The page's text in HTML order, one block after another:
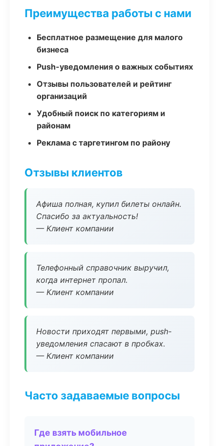
Преимущества работы с нами
Бесплатное размещение для малого
бизнеса
Push-уведомления о важных событиях
Отзывы пользователей и рейтинг
организаций
Удобный поиск по категориям и
районам
Реклама с таргетингом по району
Отзывы клиентов
Афиша полная, купил билеты онлайн.
Спасибо за актуальность!
— Клиент компании
Телефонный справочник выручил,
когда интернет пропал.
— Клиент компании
Новости приходят первыми, push-
уведомления спасают в пробках.
— Клиент компании
Часто задаваемые вопросы
Где взять мобильное